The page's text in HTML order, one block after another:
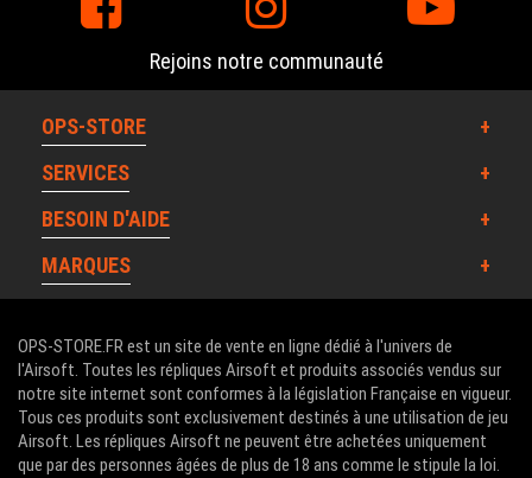
Rejoins notre communauté
OPS-STORE
SERVICES
BESOIN D'AIDE
MARQUES
OPS-STORE.FR est un site de vente en ligne dédié à l'univers de
l'Airsoft. Toutes les répliques Airsoft et produits associés vendus sur
notre site internet sont conformes à la législation Française en vigueur.
Tous ces produits sont exclusivement destinés à une utilisation de jeu
Airsoft. Les répliques Airsoft ne peuvent être achetées uniquement
que par des personnes âgées de plus de 18 ans comme le stipule la loi.